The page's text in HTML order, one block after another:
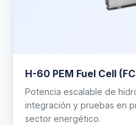
H-60 PEM Fuel Cell
Potencia escalable de
integración y pruebas en
sector energético.